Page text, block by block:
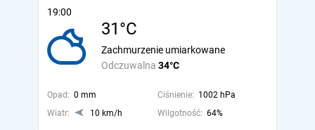
19:00
31°C
Odczuwalna 34°C
Zachmurzenie umiarkowane
Opad: 0 mm Ciśnienie: 1002 hPa
Wiatr:
10 km/h Wilgotność: 64%